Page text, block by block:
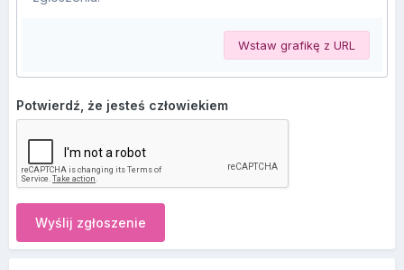
Wstaw grafikę z URL
Potwierdź, że jesteś człowiekiem
Wyślij zgłoszenie